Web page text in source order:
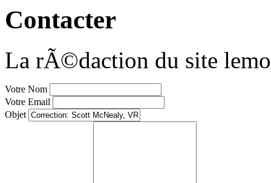
Contacter
La rÃ©daction du site
Votre Nom
Votre Email
Objet